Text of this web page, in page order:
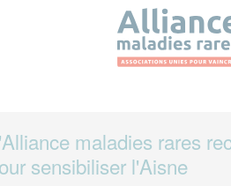
maladies rares
sensibiliser l'Aisne